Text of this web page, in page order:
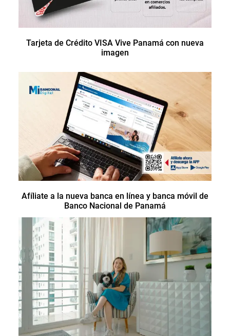
Tarjeta de Crédito VISA Vive Panamá con nueva
imagen
Afíliate a la nueva banca en línea y banca móvil de
Banco Nacional de Panamá